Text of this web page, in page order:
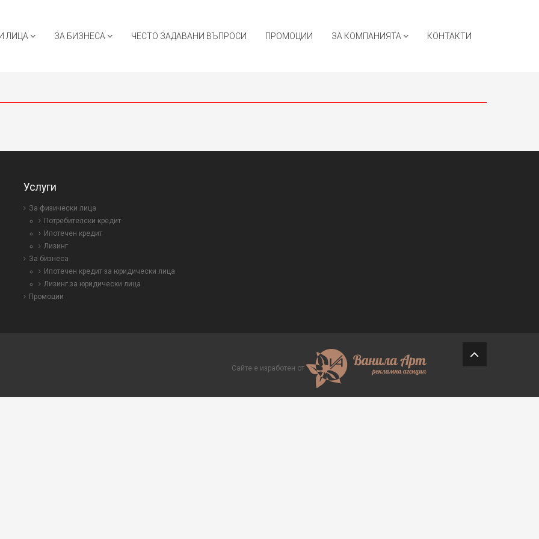
ЛИЦА ЗА БИЗНЕСА ЧЕСТО ЗАДАВАНИ ВЪПРОСИ ПРОМОЦИИ ЗА КОМПАНИЯТА КОНТАКТИ
Услуги
За физически лица
Потребителски кредит
Ипотечен кредит
Лизинг
За бизнеса
Ипотечен кредит за юридически лица
Лизинг за юридически лица
Промоции
Сайте е изработен от